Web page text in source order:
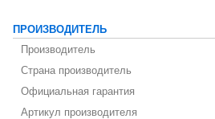
ПРОИЗВОДИТЕЛЬ
Производитель
Страна производитель
Официальная гарантия
Артикул производителя